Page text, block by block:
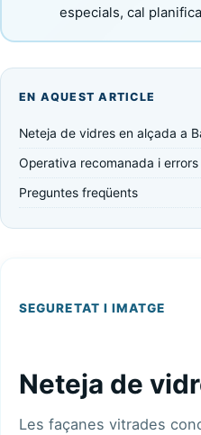
especials, cal
EN AQUEST ARTICLE
Neteja de vidres en alçada a
Operativa recomanada i
Preguntes freqüents
SEGURETAT I IMATGE
Neteja de
Les façanes vitrades